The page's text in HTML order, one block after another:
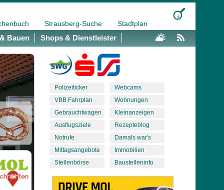
Strausberg-Suche Stadtplan
Bauen Shops & Dienstleister
Polizeiticker
VBB Fahrplan
Gebrauchtwagen
Ausflugsziele
Notrufe
Mittagsangebote
Stellenbörse
Webcams
Wohnungen
Kleinanzeigen
Rezepteblog
Damals war's
Immobilien
Baustelleninfo